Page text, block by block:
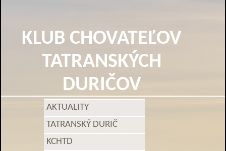
KLUB CHOVATEĽOV
TATRANSKÝCH
DURIČOV
AKTUALITY
TATRANSKÝ DURIČ
KCHTD